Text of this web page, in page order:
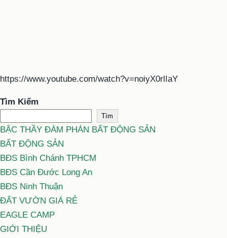
https://www.youtube.com/watch?v=noiyX0rlIaY
Tìm Kiếm
Tìm
BẬC THẦY ĐÀM PHÁN BẤT ĐỘNG SẢN
BẤT ĐỘNG SẢN
BĐS Bình Chánh TPHCM
BĐS Cần Đước Long An
BĐS Ninh Thuận
ĐẤT VƯỜN GIÁ RẺ
EAGLE CAMP
GIỚI THIỆU